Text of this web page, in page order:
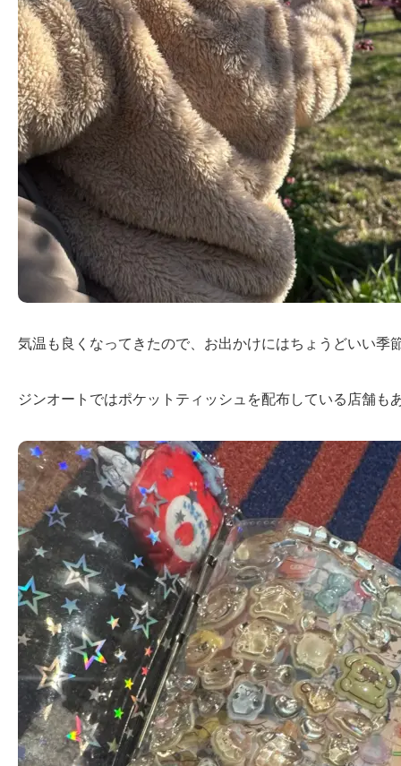
気温も良くなってきたので、お出かけにはちょうどいい季
ジンオートではポケットティッシュを配布している店舗も